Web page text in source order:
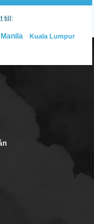
till:
Manila Kuala Lumpur